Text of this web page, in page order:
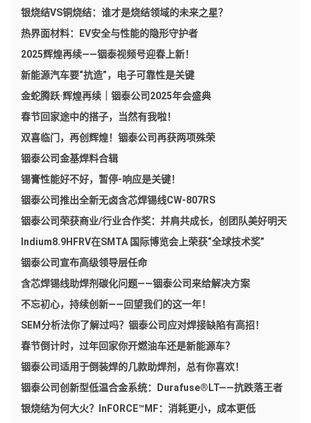
银烧结VS铜烧结：谁才是烧结领域的未来之星？
热界面材料：EV安全与性能的隐形守护者
2025辉煌再续——铟泰视频号迎春上新！
新能源汽车要“抗造”，电子可靠性是关键
金蛇腾跃·辉煌再续｜铟泰公司2025年会盛典
春节回家途中的搭子，当然有我啦！
双喜临门，再创辉煌！铟泰公司再获两项殊荣
铟泰公司金基焊料合辑
锡膏性能好不好，暂停-响应是关键！
铟泰公司推出全新无卤含芯焊锡线CW-807RS
铟泰公司荣获商业/行业合作奖：并肩共成长，创团队美好明天
Indium8.9HFRV在SMTA 国际博览会上荣获“全球技术奖”
铟泰公司宣布高级领导层任命
含芯焊锡线助焊剂碳化问题——铟泰公司来给解决方案
不忘初心，持续创新——回望我们的这一年！
SEM分析法你了解过吗？铟泰公司应对焊接缺陷有高招！
春节倒计时，过年回家你开燃油车还是新能源车？
铟泰公司适用于倒装焊的几款助焊剂，总有你喜欢！
铟泰公司创新型低温合金系统：Durafuse®LT——抗跌落王者
银烧结为何大火？InFORCE™MF：消耗更小，成本更低